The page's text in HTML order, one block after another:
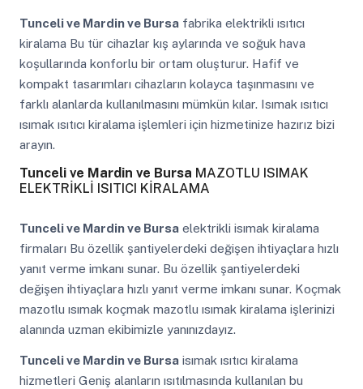
Tunceli ve Mardin ve Bursafabrika elektrikli ısıtıcı
kiralama Bu tür cihazlar kış aylarında ve soğuk hava
koşullarında konforlu bir ortam oluşturur. Hafif ve
kompakt tasarımları cihazların kolayca taşınmasını ve
farklı alanlarda kullanılmasını mümkün kılar. Isımak ısıtıcı
ısımak ısıtıcı kiralama işlemleri için hizmetinize hazırız bizi
arayın.
Tunceli ve Mardin ve Bursa MAZOTLU ISIMAK
ELEKTRİKLİ ISITICI KİRALAMA
Tunceli ve Mardin ve Bursaelektrikli isımak kiralama
firmaları Bu özellik şantiyelerdeki değişen ihtiyaçlara hızlı
yanıt verme imkanı sunar. Bu özellik şantiyelerdeki
değişen ihtiyaçlara hızlı yanıt verme imkanı sunar. Koçmak
mazotlu ısımak koçmak mazotlu ısımak kiralama işlerinizi
alanında uzman ekibimizle yanınızdayız.
Tunceli ve Mardin ve Bursaisımak ısıtıcı kiralama
hizmetleri Geniş alanların ısıtılmasında kullanılan bu